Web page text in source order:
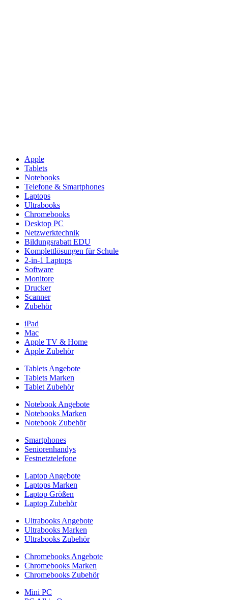
Apple
Tablets
Notebooks
Telefone & Smartphones
Laptops
Ultrabooks
Chromebooks
Desktop PC
Netzwerktechnik
Bildungsrabatt EDU
Komplettlösungen für Schule
2-in-1 Laptops
Software
Monitore
Drucker
Scanner
Zubehör
iPad
Mac
Apple TV & Home
Apple Zubehör
Tablets Angebote
Tablets Marken
Tablet Zubehör
Notebook Angebote
Notebooks Marken
Notebook Zubehör
Smartphones
Seniorenhandys
Festnetztelefone
Laptop Angebote
Laptops Marken
Laptop Größen
Laptop Zubehör
Ultrabooks Angebote
Ultrabooks Marken
Ultrabooks Zubehör
Chromebooks Angebote
Chromebooks Marken
Chromebooks Zubehör
Mini PC